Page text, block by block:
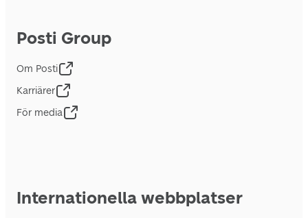
Posti Group
Om Posti
Karriärer
För media
Internationella webbplatser